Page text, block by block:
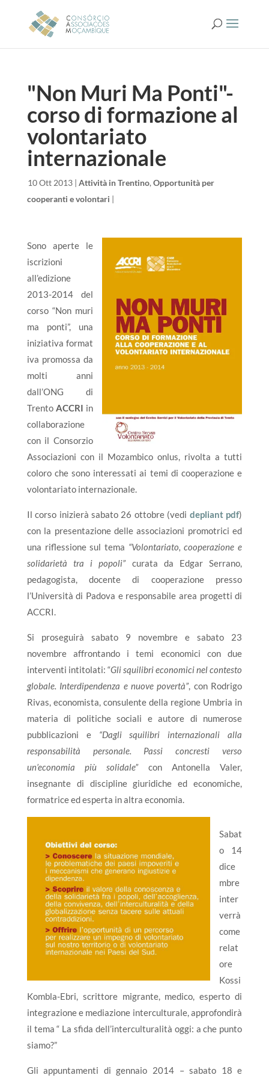
"Non Muri Ma Ponti"-
corso di formazione al
volontariato
internazionale
10 Ott 2013| Attività in Trentino, Opportunità per
cooperanti e volontari |
Sono aperte le
iscrizioni
all’edizione
2013-2014 del
corso “Non muri
ma ponti”, una
iniziativa format
iva promossa da
molti anni
dall’ONG di
Trento ACCRI in
collaborazione
con il Consorzio
Associazioni con il Mozambico onlus, rivolta a tutti
coloro che sono interessati ai temi di cooperazione e
volontariato internazionale.
Il corso inizierà sabato 26 ottobre (vedi depliant pdf)
con la presentazione delle associazioni promotrici ed
una riflessione sul tema “Volontariato, cooperazione e
solidarietà tra i popoli” curata da Edgar Serrano,
pedagogista, docente di cooperazione presso
l’Università di Padova e responsabile area progetti di
ACCRI.
Si proseguirà sabato 9 novembre e sabato 23
novembre affrontando i temi economici con due
interventi intitolati: “Gli squilibri economici nel contesto
globale. Interdipendenza e nuove povertà”, con Rodrigo
Rivas, economista, consulente della regione Umbria in
materia di politiche sociali e autore di numerose
pubblicazioni e “Dagli squilibri internazionali alla
responsabilità personale. Passi concresti verso
un’economia più solidale” con Antonella Valer,
insegnante di discipline giuridiche ed economiche,
formatrice ed esperta in altra economia.
Sabat
o 14
dice
mbre
inter
verrà
come
relat
ore
Kossi
Kombla-Ebri, scrittore migrante, medico, esperto di
integrazione e mediazione interculturale, approfondirà
il tema “ La sfida dell’interculturalità oggi: a che punto
siamo?”
Gli appuntamenti di gennaio 2014 – sabato 18 e